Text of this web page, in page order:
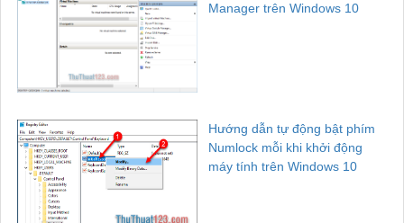
Manager trên Windows 10
Hướng dẫn tự động bật phím
Numlock mỗi khi khởi động
máy tính trên Windows 10